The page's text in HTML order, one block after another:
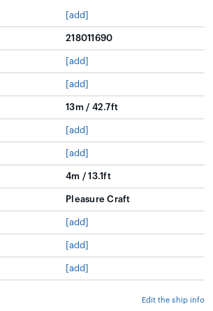
[add]
218011690
[add]
[add]
13m / 42.7ft
[add]
[add]
4m / 13.1ft
Pleasure Craft
[add]
[add]
[add]
Edit the ship info